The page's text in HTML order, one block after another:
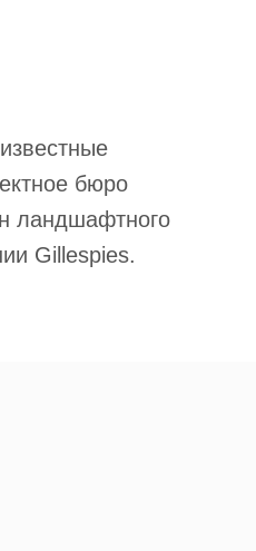
бюро
ландшафтного
Gillespies.